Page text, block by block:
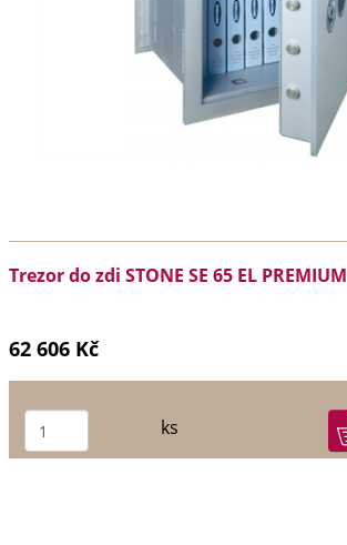
Trezor do zdi STONE SE 65 EL PREMIUM
62 606 Kč
ks